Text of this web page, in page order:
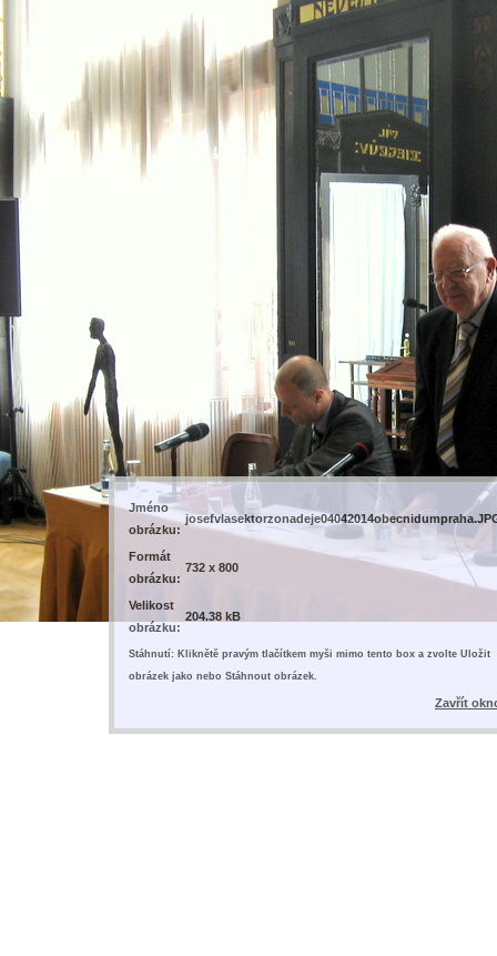
Jméno
obrázku:
Formát
obrázku:
732 x 800
Velikost
obrázku:
204.38 kB
Stáhnutí: Kliknětě pravým tlačítkem myši mimo tento box a zvolte Uložit
obrázek jako nebo Stáhnout obrázek.
Zavřít